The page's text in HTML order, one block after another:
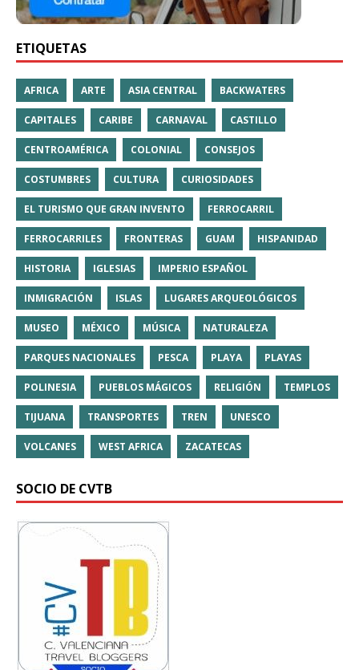
ETIQUETAS
AFRICA ARTE ASIA CENTRAL BACKWATERS
CAPITALES CARIBE CARNAVAL CASTILLO
CENTROAMÉRICA COLONIAL CONSEJOS
COSTUMBRES CULTURA CURIOSIDADES
EL TURISMO QUE GRAN INVENTO FERROCARRIL
FERROCARRILES FRONTERAS GUAM HISPANIDAD
HISTORIA IGLESIAS IMPERIO ESPAÑOL
INMIGRACIÓN ISLAS LUGARES ARQUEOLÓGICOS
MUSEO MÉXICO MÚSICA NATURALEZA
PARQUES NACIONALES PESCA PLAYA PLAYAS
POLINESIA PUEBLOS MÁGICOS RELIGIÓN TEMPLOS
TIJUANA TRANSPORTES TREN UNESCO
VOLCANES WEST AFRICA ZACATECAS
SOCIO DE CVTB